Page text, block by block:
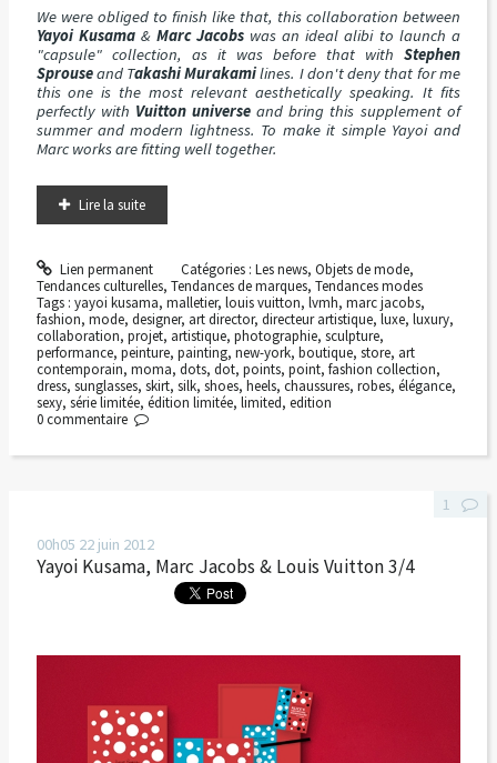
We were obliged to finish like that, this collaboration between
Yayoi Kusama& Marc Jacobswas an ideal alibi to launch a
"capsule" collection, as it was before that with Stephen
Sprouseand Takashi Murakamilines. I don't deny that for me
this one is the most relevant aesthetically speaking. It fits
perfectly with Vuitton universeand bring this supplement of
summer and modern lightness. To make it simple Yayoi and
Marc works are fitting well together.
Lire la suite
Lien permanent Catégories : Les news, Objets de mode,
Tendances culturelles, Tendances de marques, Tendances modes
Tags : yayoi kusama, malletier, louis vuitton, lvmh, marc jacobs,
fashion, mode, designer, art director, directeur artistique, luxe, luxury,
collaboration, projet, artistique, photographie, sculpture,
performance, peinture, painting, new-york, boutique, store, art
contemporain, moma, dots, dot, points, point, fashion collection,
dress, sunglasses, skirt, silk, shoes, heels, chaussures, robes, élégance,
sexy, série limitée, édition limitée, limited, edition
0 commentaire
00h05 22 juin 2012
Yayoi Kusama, Marc Jacobs & Louis Vuitton 3/4
1